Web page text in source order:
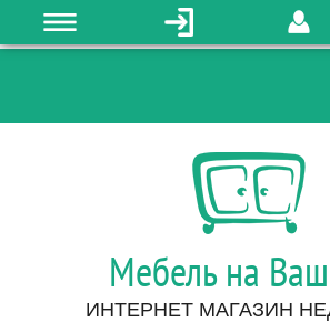
Мебель на
ИНТЕРНЕТ МАГАЗИН